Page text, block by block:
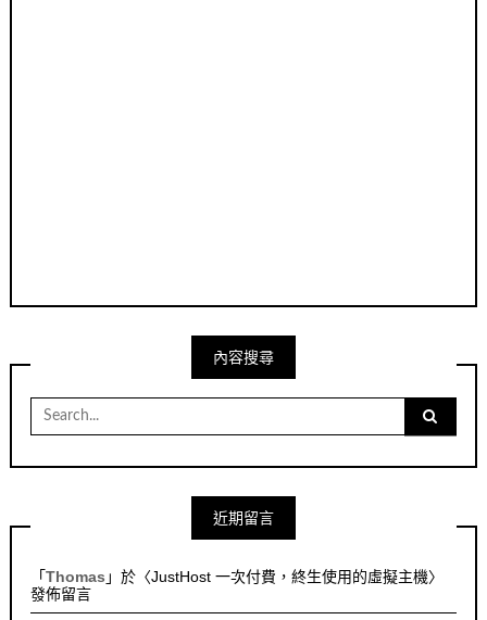
內容搜尋
Search
for:
近期留言
「Thomas 」於〈JustHost 一次付費，終生使用的虛擬主機〉
發佈留言